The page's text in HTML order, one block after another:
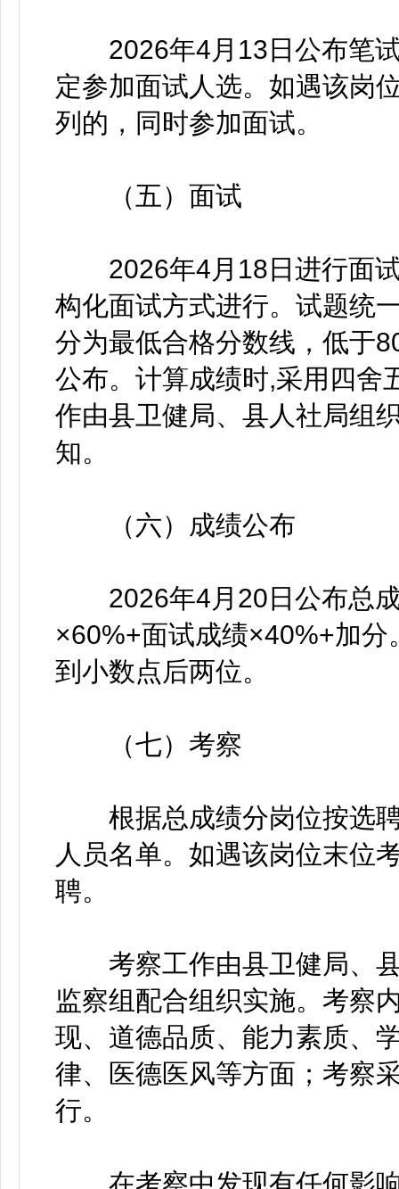
2026年4月13日公布笔试
定参加面试人选。如遇该岗
列的，同时参加面试。
（五）面试
2026年4月18日进行面试
构化面试方式进行。试题统
分为最低合格分数线，低于
公布。计算成绩时,采用四舍
作由县卫健局、县人社局组
知。
（六）成绩公布
2026年4月20日公布总成
×60%+面试成绩×40%+加
到小数点后两位。
（七）考察
根据总成绩分岗位按选聘
人员名单。如遇该岗位末位
聘。
考察工作由县卫健局、县
监察组配合组织实施。考察
现、道德品质、能力素质、
律、医德医风等方面；考察
行。